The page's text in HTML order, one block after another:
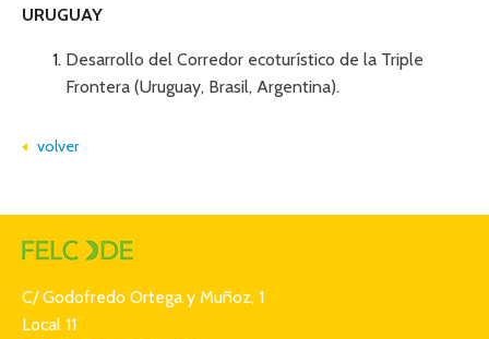
URUGUAY
Desarrollo del Corredor ecoturístico de la Triple
Frontera (Uruguay, Brasil, Argentina).
volver
C/ Godofredo Ortega y Muñoz, 1
Local 11